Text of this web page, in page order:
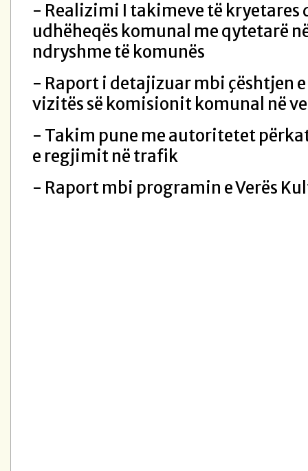
- Realizimi I takimeve të kryetares
udhëheqës komunal me qytetarë
ndryshme të komunës
- Raport i detajizuar mbi çështjen
vizitës së komisionit komunal në
- Takim pune me autoritetet
e regjimit në trafik
- Raport mbi programin e Verës